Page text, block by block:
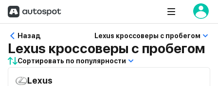
Назад Lexus кроссоверы с пробегом
Lexus кроссоверы с пробегом
Сортировать по популярности
Lexus